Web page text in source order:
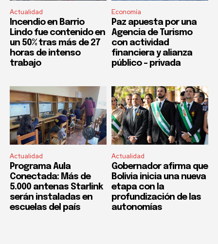
Actualidad
Incendio en Barrio
Lindo fue contenido en
un 50% tras más de 27
horas de intenso
trabajo
Economía
Paz apuesta por una
Agencia de Turismo
con actividad
financiera y alianza
público – privada
Actualidad
Programa Aula
Conectada: Más de
5.000 antenas Starlink
serán instaladas en
escuelas del país
Actualidad
Gobernador afirma que
Bolivia inicia una nueva
etapa con la
profundización de las
autonomías